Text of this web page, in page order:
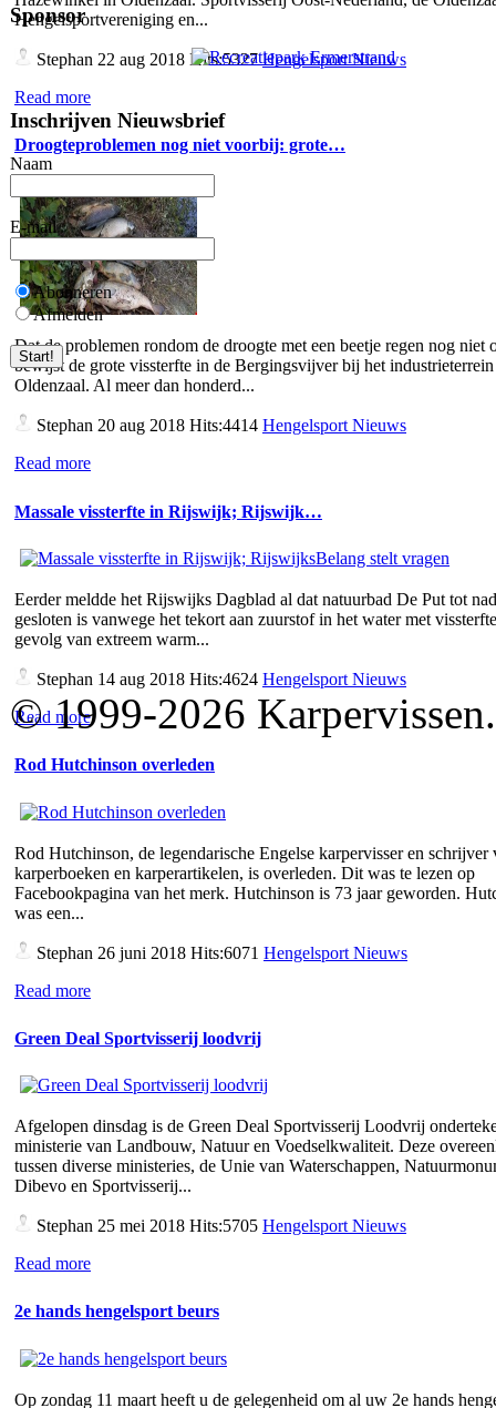
Hengelsportvereniging en...
Stephan 22 aug 2018 Hits:5327Hengelsport Nieuws
Read more
Droogteproblemen nog niet voorbij: grote…
Dat de problemen rondom de droogte met een beetje regen nog niet
bewijst de grote vissterfte in de Bergingsvijver bij het
Oldenzaal. Al meer dan honderd...
Stephan 20 aug 2018 Hits:4414 Hengelsport Nieuws
Read more
Massale vissterfte in Rijswijk; Rijswijk…
Eerder meldde het Rijswijks Dagblad al dat natuurbad De Put tot
gesloten is vanwege het tekort aan zuurstof in het water met
gevolg van extreem warm...
Stephan 14 aug 2018 Hits:4624 Hengelsport Nieuws
Read more
Rod Hutchinson overleden
Rod Hutchinson, de legendarische Engelse karpervisser en schrijver
karperboeken en karperartikelen, is overleden. Dit was te lezen op
Facebookpagina van het merk. Hutchinson is 73 jaar geworden.
was een...
Stephan 26 juni 2018 Hits:6071 Hengelsport Nieuws
Read more
Green Deal Sportvisserij loodvrij
Afgelopen dinsdag is de Green Deal Sportvisserij Loodvrij
ministerie van Landbouw, Natuur en Voedselkwaliteit. Deze
tussen diverse ministeries, de Unie van Waterschappen,
Dibevo en Sportvisserij...
Stephan 25 mei 2018 Hits:5705 Hengelsport Nieuws
Read more
2e hands hengelsport beurs
Op zondag 11 maart heeft u de gelegenheid om al uw 2e hands
Sponsor
Inschrijven Nieuwsbrief
Naam
E-mail
Abonneren
Afmelden
© 1999-2026